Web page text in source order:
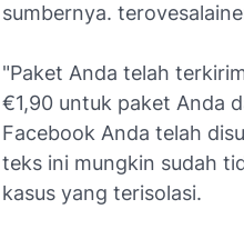
sumbernya.
"Paket Anda telah
€1,90 untuk paket Anda
Facebook Anda telah
teks ini mungkin sudah
kasus yang terisolasi.